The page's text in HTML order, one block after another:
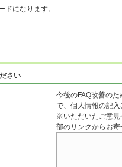
になります。
さい
今後のFAQ改善の
で、個人情報の記入
※いただいたご意見
部のリンクからお寄